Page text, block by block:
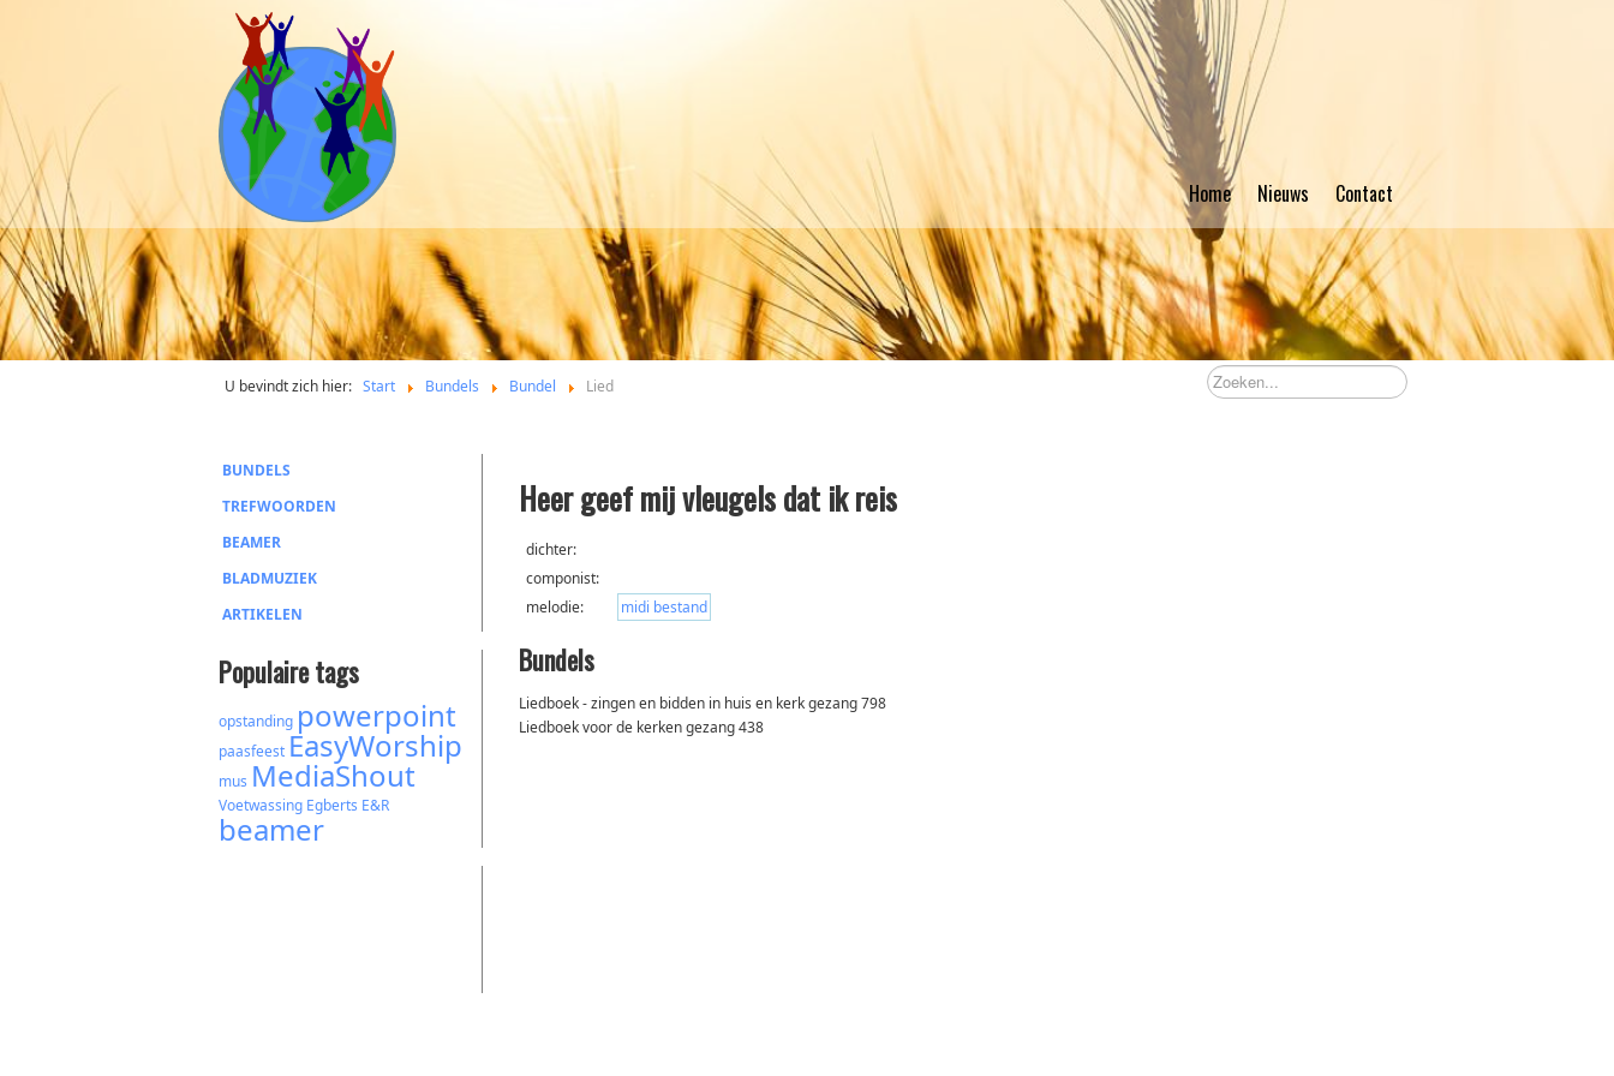
Home Nieuws Contact
U bevindt zich hier: Start Bundels Bundel Lied
BUNDELS
TREFWOORDEN
BEAMER
BLADMUZIEK
ARTIKELEN
Populaire tags
opstanding powerpoint
paasfeest EasyWorship
mus MediaShout
Voetwassing Egberts E&R
beamer
Heer geef mij vleugels dat ik reis
dichter:
componist:
melodie:
midi bestand
Bundels
Liedboek - zingen en bidden in huis en kerk gezang 798
Liedboek voor de kerken gezang 438